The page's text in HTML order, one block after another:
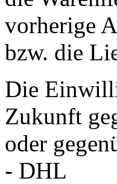
vorherige
bzw. die
Die
Zukunft
oder
- DHL